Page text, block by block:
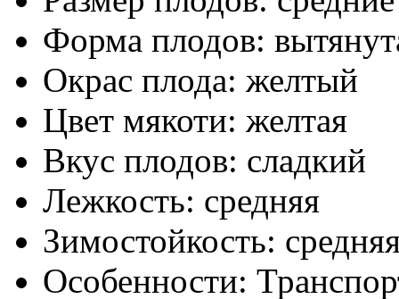
Форма плодов:
Окрас плода: желтый
Цвет мякоти: желтая
Вкус плодов: сладкий
Лежкость: средняя
Зимостойкость:
Особенности: